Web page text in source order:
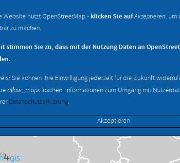
Website nutzt OpenStreetMap - klicken Sie aufAkzeptieren, um
zu machen.
stimmen Sie zu, dass mit der Nutzung Daten an
Sie können Ihre Einwilligung jederzeit für die Zukunft
allow_mapslöschen. Informationen zum Umgang mit
Datenschutzerklärung.
Akzeptieren